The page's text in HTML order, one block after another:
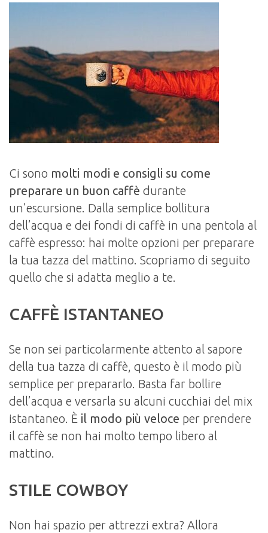
Ci sono molti modi e consigli su come
preparare un buon caffè durante
un’escursione. Dalla semplice bollitura
dell’acqua e dei fondi di caffè in una pentola al
caffè espresso: hai molte opzioni per preparare
la tua tazza del mattino. Scopriamo di seguito
quello che si adatta meglio a te.
CAFFÈ ISTANTANEO
Se non sei particolarmente attento al sapore
della tua tazza di caffè, questo è il modo più
semplice per prepararlo. Basta far bollire
dell’acqua e versarla su alcuni cucchiai del mix
istantaneo. È il modo più veloce per prendere
il caffè se non hai molto tempo libero al
mattino.
STILE COWBOY
Non hai spazio per attrezzi extra? Allora